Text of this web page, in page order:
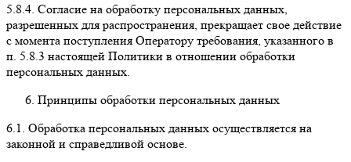
5.8.4. Согласие на обработку персональных данных,
разрешенных для распространения, прекращает свое действие
с момента поступления Оператору требования, указанного в
п. 5.8.3 настоящей Политики в отношении обработки
персональных данных.
Принципы обработки персональных данных
6.1. Обработка персональных данных осуществляется на
законной и справедливой основе.